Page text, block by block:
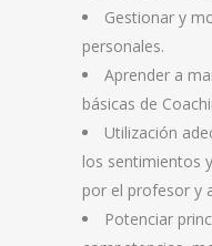
Gestionar y
personales.
Aprender a
básicas de
Utilización
los sentimientos
por el profesor y
Potenciar